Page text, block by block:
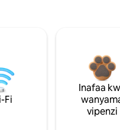
Fi
Inafaa
vipenzi